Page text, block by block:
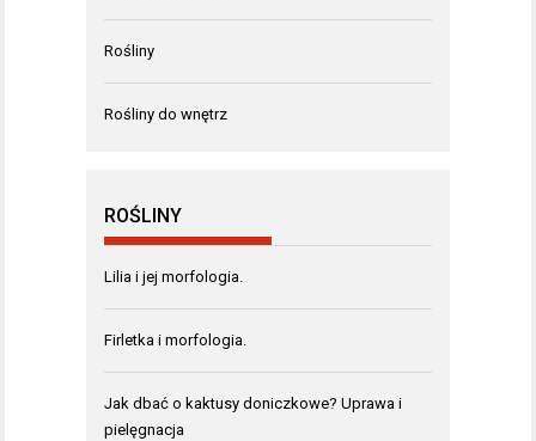
Rośliny
Rośliny do wnętrz
ROŚLINY
Lilia i jej morfologia.
Firletka i morfologia.
Jak dbać o kaktusy doniczkowe? Uprawa i
pielęgnacja